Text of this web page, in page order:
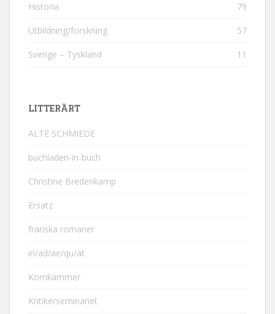
Historia 79
Utbildning/forskning 57
Sverige – Tyskland 11
LITTERÄRT
ALTE SCHMIEDE
buchladen-in-buch
Christine Bredenkamp
Ersatz
franska romaner
in/ad/ae/qu/at
Kornkammer
Kritikerseminariet